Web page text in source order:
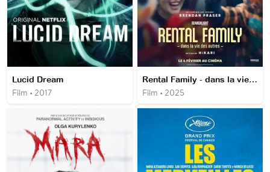
Lucid Dream
Film • 2017
Rental Family - dans la vie des autres
Film • 2025